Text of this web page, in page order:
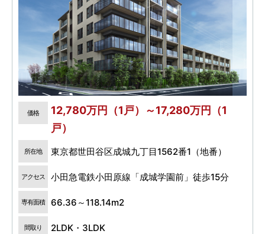
価格
12,780万円（1戸）～17,280万円（1
戸）
所在地 東京都世田谷区成城九丁目1562番1（地番）
アクセス 小田急電鉄小田原線「成城学園前」徒歩15分
専有面積 66.36～118.14m2
間取り 2LDK・3LDK